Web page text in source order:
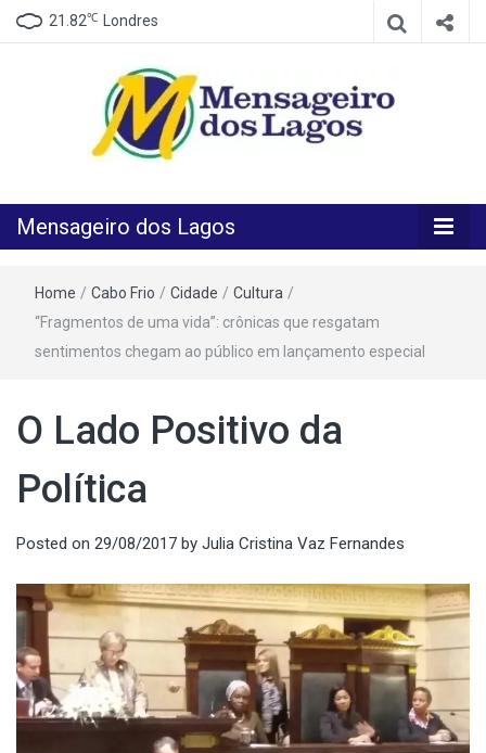
21.82℃ Londres
Mensageiro
dos Lagos
Mensageiro dos Lagos
Home / Cabo Frio / Cidade / Cultura /
“Fragmentos de uma vida”: crônicas que resgatam
sentimentos chegam ao público em lançamento especial
O Lado Positivo da
Política
Posted on 29/08/2017 by Julia Cristina Vaz Fernandes